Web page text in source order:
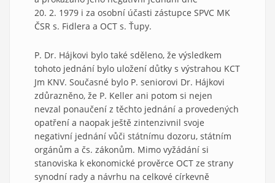
20. 2. 1979 i za osobní účasti zástupce SPVC MK
ČSR s. Fidlera a OCT s. Ťupy.
P. Dr. Hájkovi bylo také sděleno, že výsledkem
tohoto jednání bylo uložení důtky s výstrahou KCT
Jm KNV. Současné bylo P. seniorovi Dr. Hájkovi
zdůrazněno, že P. Keller ani potom si nejen
nevzal ponaučení z těchto jednání a provedených
opatření a naopak ještě zintenzivnil svoje
negativní jednání vůči státnímu dozoru, státním
orgánům a čs. zákonům. Mimo vyžádání si
stanoviska k ekonomické prověrce OCT ze strany
synodní rady a návrhu na celkové církevně